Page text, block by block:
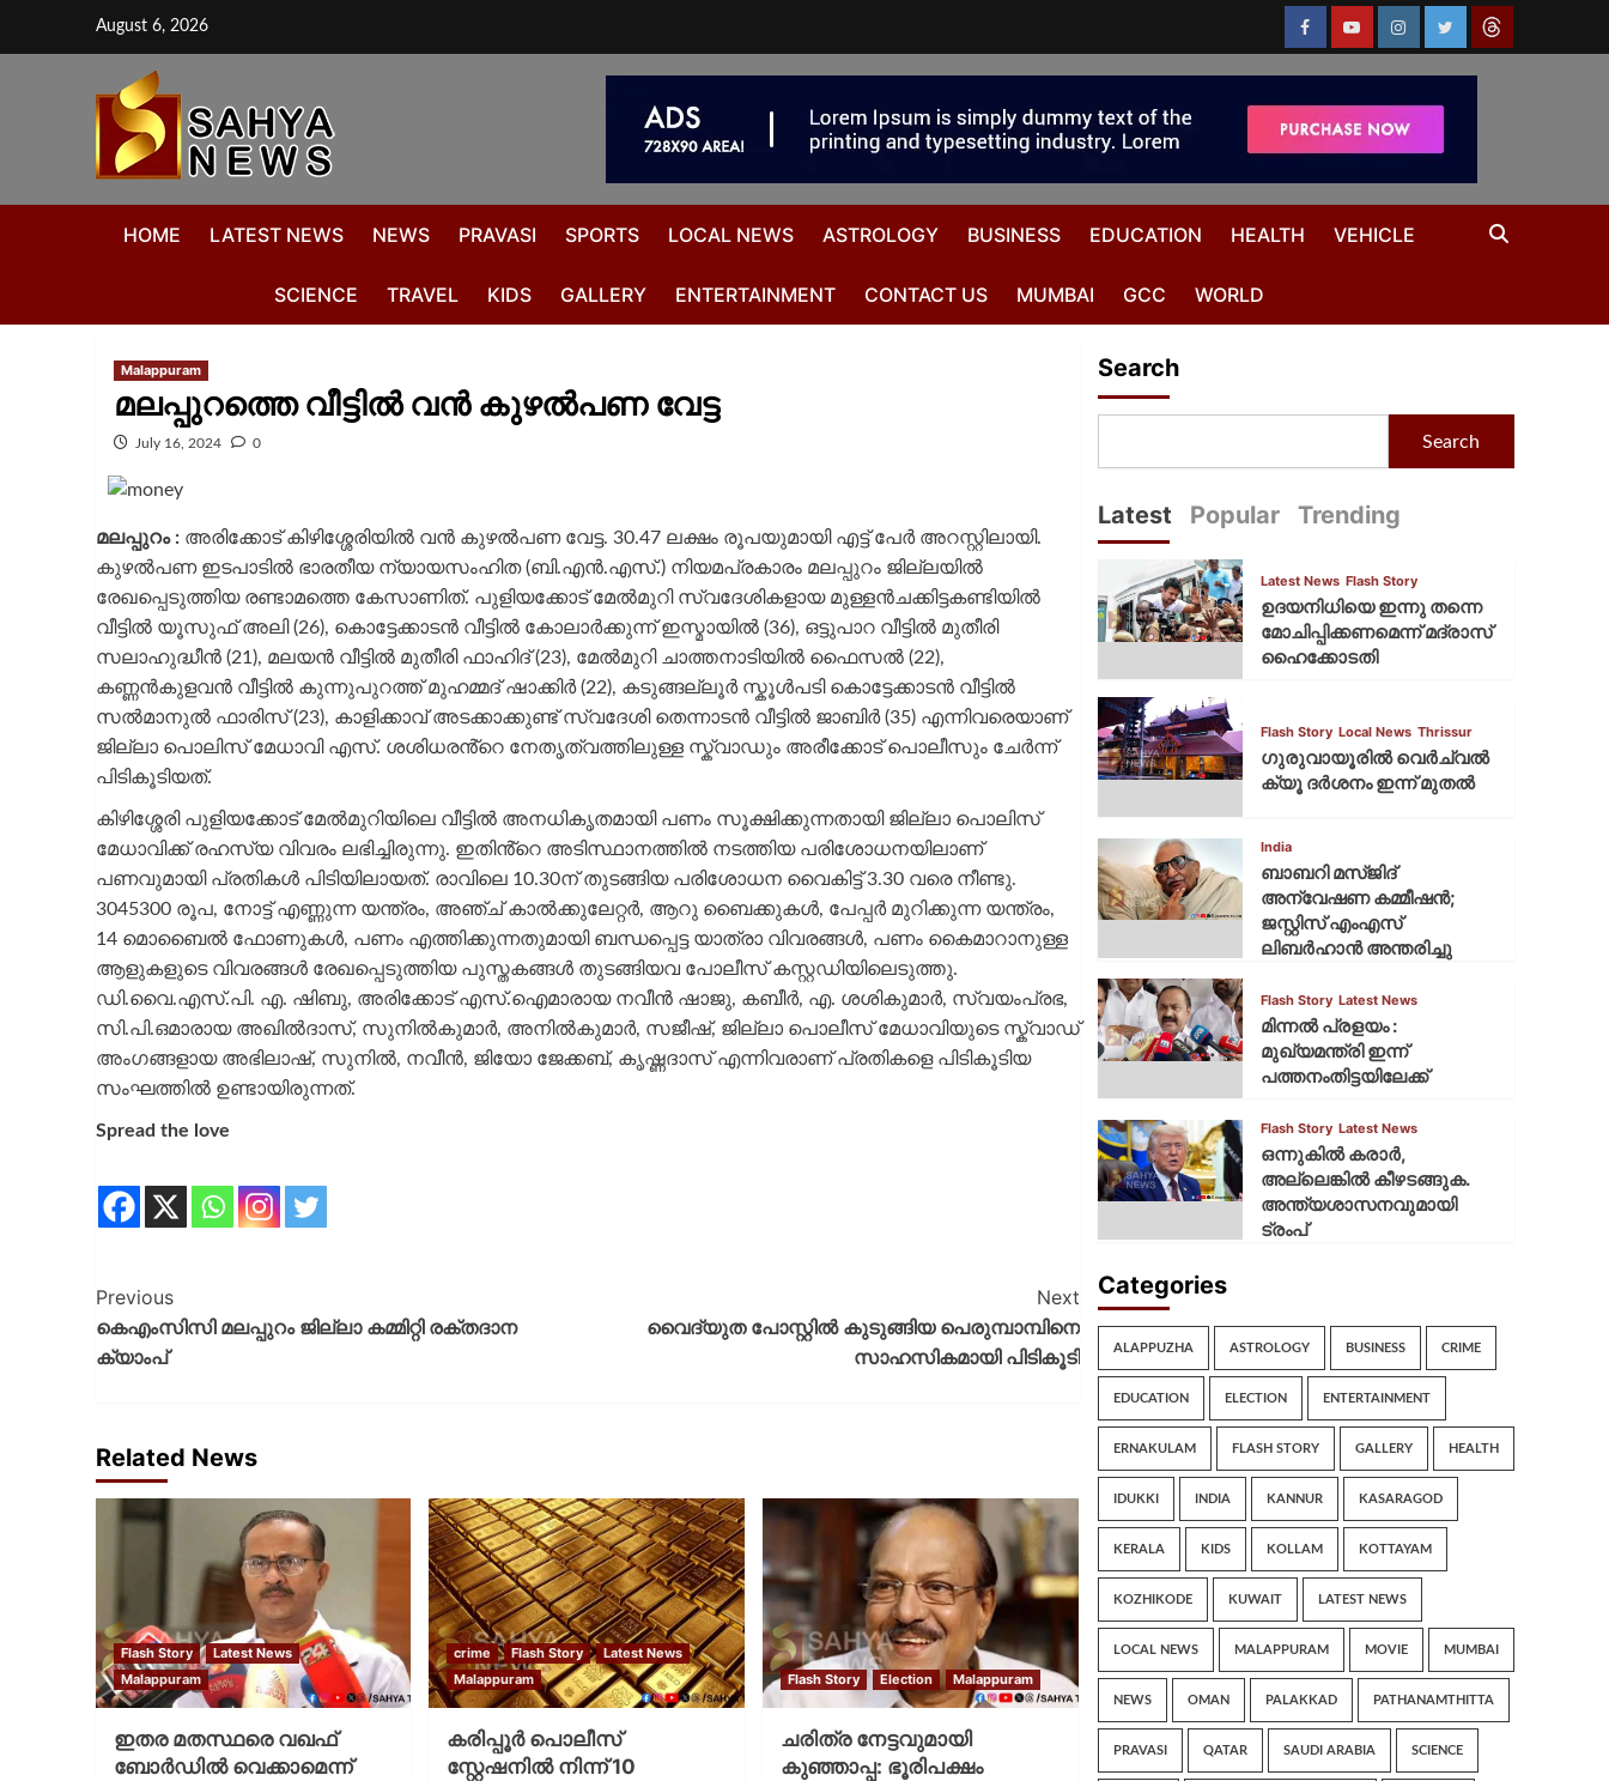
August 6, 2026
HOME LATEST NEWS NEWS PRAVASI SPORTS LOCAL NEWS ASTROLOGY BUSINESS EDUCATION HEALTH VEHICLE
SCIENCE TRAVEL KIDS GALLERY ENTERTAINMENT CONTACT US MUMBAI GCC WORLD
Malappuram
മലപ്പുറത്തെ വീട്ടിൽ വൻ കുഴൽപണ വേട്ട
July 16, 2024 0
മലപ്പുറം :അരിക്കോട് കിഴിശ്ശേരിയിൽ വൻ കുഴൽപണ വേട്ട. 30.47 ലക്ഷം രൂപയുമായി എട്ട് പേർ അറസ്റ്റിലായി.
കുഴൽപണ ഇടപാടിൽ ഭാരതീയ ന്യായസംഹിത (ബി.എൻ.എസ്.) നിയമപ്രകാരം മലപ്പുറം ജില്ലയിൽ
രേഖപ്പെടുത്തിയ രണ്ടാമത്തെ കേസാണിത്. പുളിയക്കോട് മേൽമുറി സ്വദേശികളായ മുള്ളൻചക്കിട്ടകണ്ടിയിൽ
വീട്ടിൽ യൂസുഫ് അലി (26), കൊട്ടേക്കാടൻ വീട്ടിൽ കോലാർക്കുന്ന് ഇസ്മായിൽ (36), ഒട്ടുപാറ വീട്ടിൽ മുതീരി
സലാഹുദ്ധീൻ (21), മലയൻ വീട്ടിൽ മുതീരി ഫാഹിദ് (23), മേൽമുറി ചാത്തനാടിയിൽ ഫൈസൽ (22),
കണ്ണൻകുളവൻ വീട്ടിൽ കുന്നുപുറത്ത് മുഹമ്മദ് ഷാക്കിർ (22), കടുങ്ങല്ലൂർ സ്കൂൾപടി കൊട്ടേക്കാടൻ വീട്ടിൽ
സൽമാനുൽ ഫാരിസ് (23), കാളിക്കാവ് അടക്കാക്കുണ്ട് സ്വദേശി തെന്നാടൻ വീട്ടിൽ ജാബിർ (35) എന്നിവരെയാണ്
ജില്ലാ പൊലിസ് മേധാവി എസ്. ശശിധരൻ്റെ നേതൃത്വത്തിലുള്ള സ്ക്വാഡും അരീക്കോട് പൊലീസും ചേർന്ന്
പിടികൂടിയത്.
കിഴിശ്ശേരി പുളിയക്കോട് മേൽമുറിയിലെ വീട്ടിൽ അനധികൃതമായി പണം സൂക്ഷിക്കുന്നതായി ജില്ലാ പൊലിസ്
മേധാവിക്ക് രഹസ്യ വിവരം ലഭിച്ചിരുന്നു. ഇതിൻ്റെ അടിസ്ഥാനത്തിൽ നടത്തിയ പരിശോധനയിലാണ്
പണവുമായി പ്രതികൾ പിടിയിലായത്. രാവിലെ 10.30ന് തുടങ്ങിയ പരിശോധന വൈകിട്ട് 3.30 വരെ നീണ്ടു.
3045300 രൂപ, നോട്ട് എണ്ണുന്ന യന്ത്രം, അഞ്ച് കാൽക്കുലേറ്റർ, ആറു ബൈക്കുകൾ, പേപ്പർ മുറിക്കുന്ന യന്ത്രം,
14 മൊബൈൽ ഫോണുകൾ, പണം എത്തിക്കുന്നതുമായി ബന്ധപ്പെട്ട യാത്രാ വിവരങ്ങൾ, പണം കൈമാറാനുള്ള
ആളുകളുടെ വിവരങ്ങൾ രേഖപ്പെടുത്തിയ പുസ്തകങ്ങൾ തുടങ്ങിയവ പോലീസ് കസ്റ്റഡിയിലെടുത്തു.
ഡി.വൈ.എസ്.പി. എ. ഷിബു, അരിക്കോട് എസ്.ഐമാരായ നവീൻ ഷാജു, കബീർ, എ. ശശികുമാർ, സ്വയംപ്രഭ,
സി.പി.ഒമാരായ അഖിൽദാസ്, സുനിൽകുമാർ, അനിൽകുമാർ, സജീഷ്, ജില്ലാ പൊലീസ് മേധാവിയുടെ സ്ക്വാഡ്
അംഗങ്ങളായ അഭിലാഷ്, സുനിൽ, നവീൻ, ജിയോ ജേക്കബ്, കൃഷ്ണദാസ് എന്നിവരാണ് പ്രതികളെ പിടികൂടിയ
സംഘത്തിൽ ഉണ്ടായിരുന്നത്.
Spread the love
Previous
കെഎംസിസി മലപ്പുറം ജില്ലാ കമ്മിറ്റി രക്തദാന
ക്യാംപ്
Next
വൈദ്യുത പോസ്റ്റിൽ കുടുങ്ങിയ പെരുമ്പാമ്പിനെ
സാഹസികമായി പിടികൂടി
Related News
Flash Story
Latest News
Malappuram
ഇതര മതസ്ഥരെ വഖഫ്
ബോര്‍ഡില്‍ വെക്കാമെന്ന്
crime Flash Story
Latest News
Malappuram
കരിപ്പൂര്‍ പൊലീസ്
സ്റ്റേഷനില്‍ നിന്ന് 10
Flash Story Election Malappuram
ചരിത്ര നേട്ടവുമായി
കുഞ്ഞാപ്പ: ഭൂരിപക്ഷം
Search
Search
Latest Popular Trending
Latest News Flash Story
ഉദയനിധിയെ ഇന്നു തന്നെ
മോചിപ്പിക്കണമെന്ന് മദ്രാസ്
ഹൈക്കോടതി
Flash Story Local News Thrissur
ഗുരുവായൂരില്‍ വെര്‍ച്വല്‍
ക്യൂ ദര്‍ശനം ഇന്ന് മുതല്‍
India
ബാബറി മസ്ജിദ്
അന്വേഷണ കമ്മീഷന്‍;
ജസ്റ്റിസ് എംഎസ്
ലിബര്‍ഹാന്‍ അന്തരിച്ചു
Flash Story Latest News
മിന്നല്‍ പ്രളയം :
മുഖ്യമന്ത്രി ഇന്ന്
പത്തനംതിട്ടയിലേക്ക്
Flash Story Latest News
ഒന്നുകില്‍ കരാര്‍,
അല്ലെങ്കില്‍ കീഴടങ്ങുക.
അന്ത്യശാസനവുമായി
ട്രംപ്
Categories
ALAPPUZHA ASTROLOGY BUSINESS CRIME
EDUCATION ELECTION ENTERTAINMENT
ERNAKULAM FLASH STORY GALLERY HEALTH
IDUKKI INDIA KANNUR KASARAGOD
KERALA KIDS KOLLAM KOTTAYAM
KOZHIKODE KUWAIT LATEST NEWS
LOCAL NEWS MALAPPURAM MOVIE MUMBAI
NEWS OMAN PALAKKAD PATHANAMTHITTA
PRAVASI QATAR SAUDI ARABIA SCIENCE